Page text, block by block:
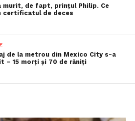
murit, de fapt, prințul Philip. Ce
certificatul de deces
de la metrou din Mexico City s-a
– 15 morți și 70 de răniți